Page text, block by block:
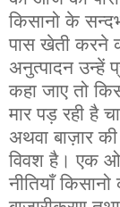
किसानो के
पास खेती करने
अनुत्पादन उन्हें
कहा जाए तो
मार पड़ रही है
अथवा बाज़ार
विवश है। एक
नीतियाँ